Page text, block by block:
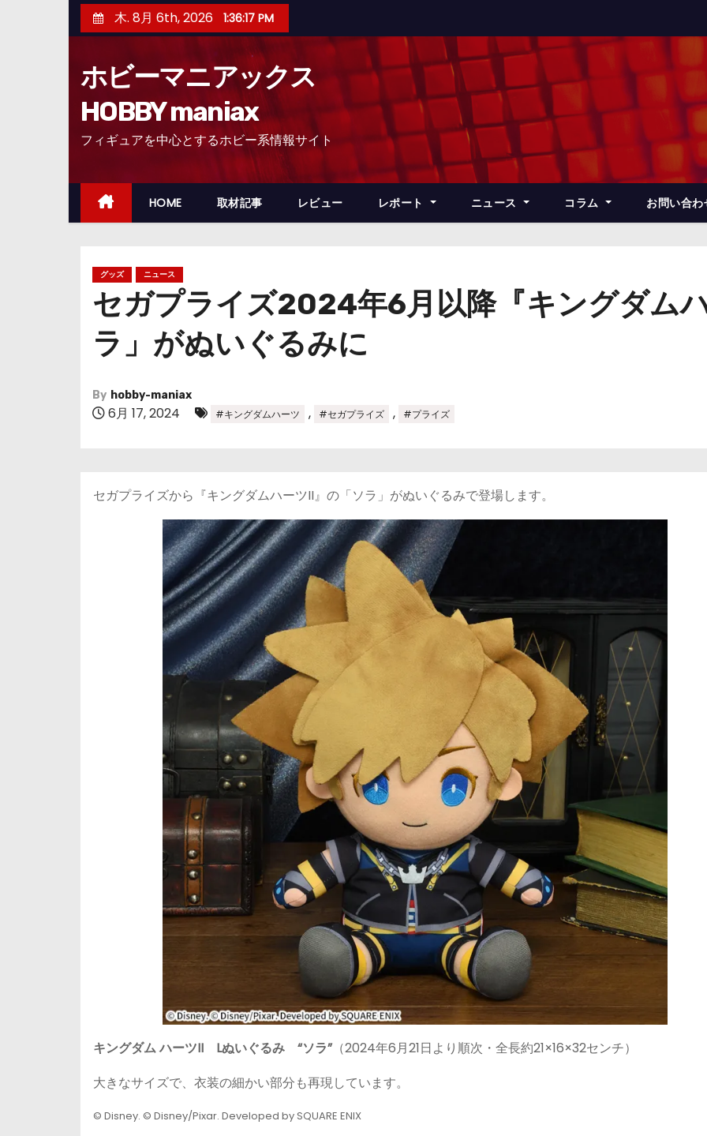
ン
ッ
木. 8月 6th, 2026 1:36:18 PM
ホビーマニアックス
HOBBY maniax
フィギュアを中心とするホビー系情報サイト
HOME 取材記事 レビュー レポート ニュース コラム お問い合わ
グッズ ニュース
セガプライズ2024年6月以降『キングダム
ラ」がぬいぐるみに
By hobby-maniax
6月 17, 2024 #キングダムハーツ , #セガプライズ , #プライズ
セガプライズから『キングダムハーツII』の「ソラ」がぬいぐるみで登場します。
キングダム ハーツII Lぬいぐるみ “ソラ”（2024年6月21日より順次・全長約21×16×32センチ）
大きなサイズで、衣装の細かい部分も再現しています。
© Disney. © Disney/Pixar. Developed by SQUARE ENIX